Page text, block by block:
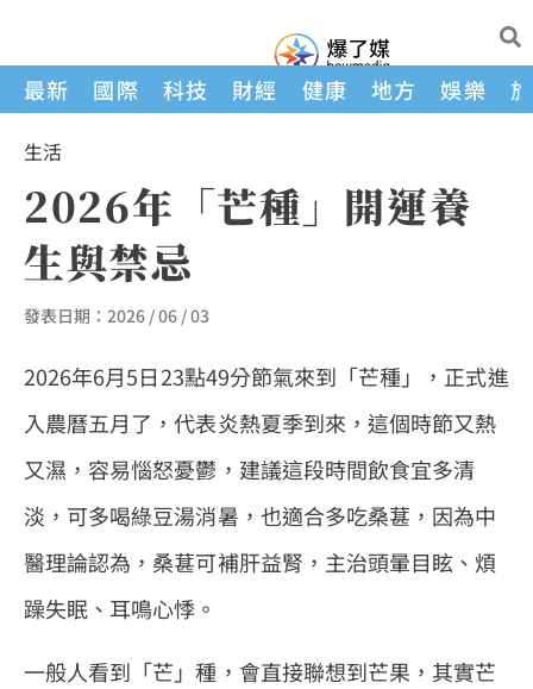
最新 國際 科技 財經 健康 地方 娛樂
生活
2026年「芒種」開運養
生與禁忌
發表日期： 2026 / 06 / 03
2026年6月5日23點49分節氣來到「芒種」，正式進
入農曆五月了，代表炎熱夏季到來，這個時節又熱
又濕，容易惱怒憂鬱，建議這段時間飲食宜多清
淡，可多喝綠豆湯消暑，也適合多吃桑葚，因為中
醫理論認為，桑葚可補肝益腎，主治頭暈目眩、煩
躁失眠、耳鳴心悸。
一般人看到「芒」種，會直接聯想到芒果，其實芒